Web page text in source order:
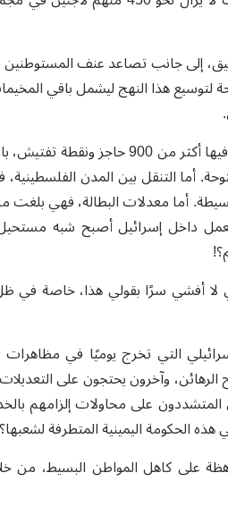
إلى جانب تصاعد عنف
لتوسيع هذا النهج ليشمل باقي
.
أما التنقل بين المدن
أما معدلات البطالة، فهي
داخل إسرائيل أصبح شبه
!
لا أفشي سرًا بقولي هذا، خاصة في
التي تخرج يوميًا في
وآخرون يحتجون على التعديلات
على محاولات إلزامهم
الحكومة اليمينية المتطرفة لشعبها؟
محمّلة أعباء الحرب الباهظة على كاهل المواطن